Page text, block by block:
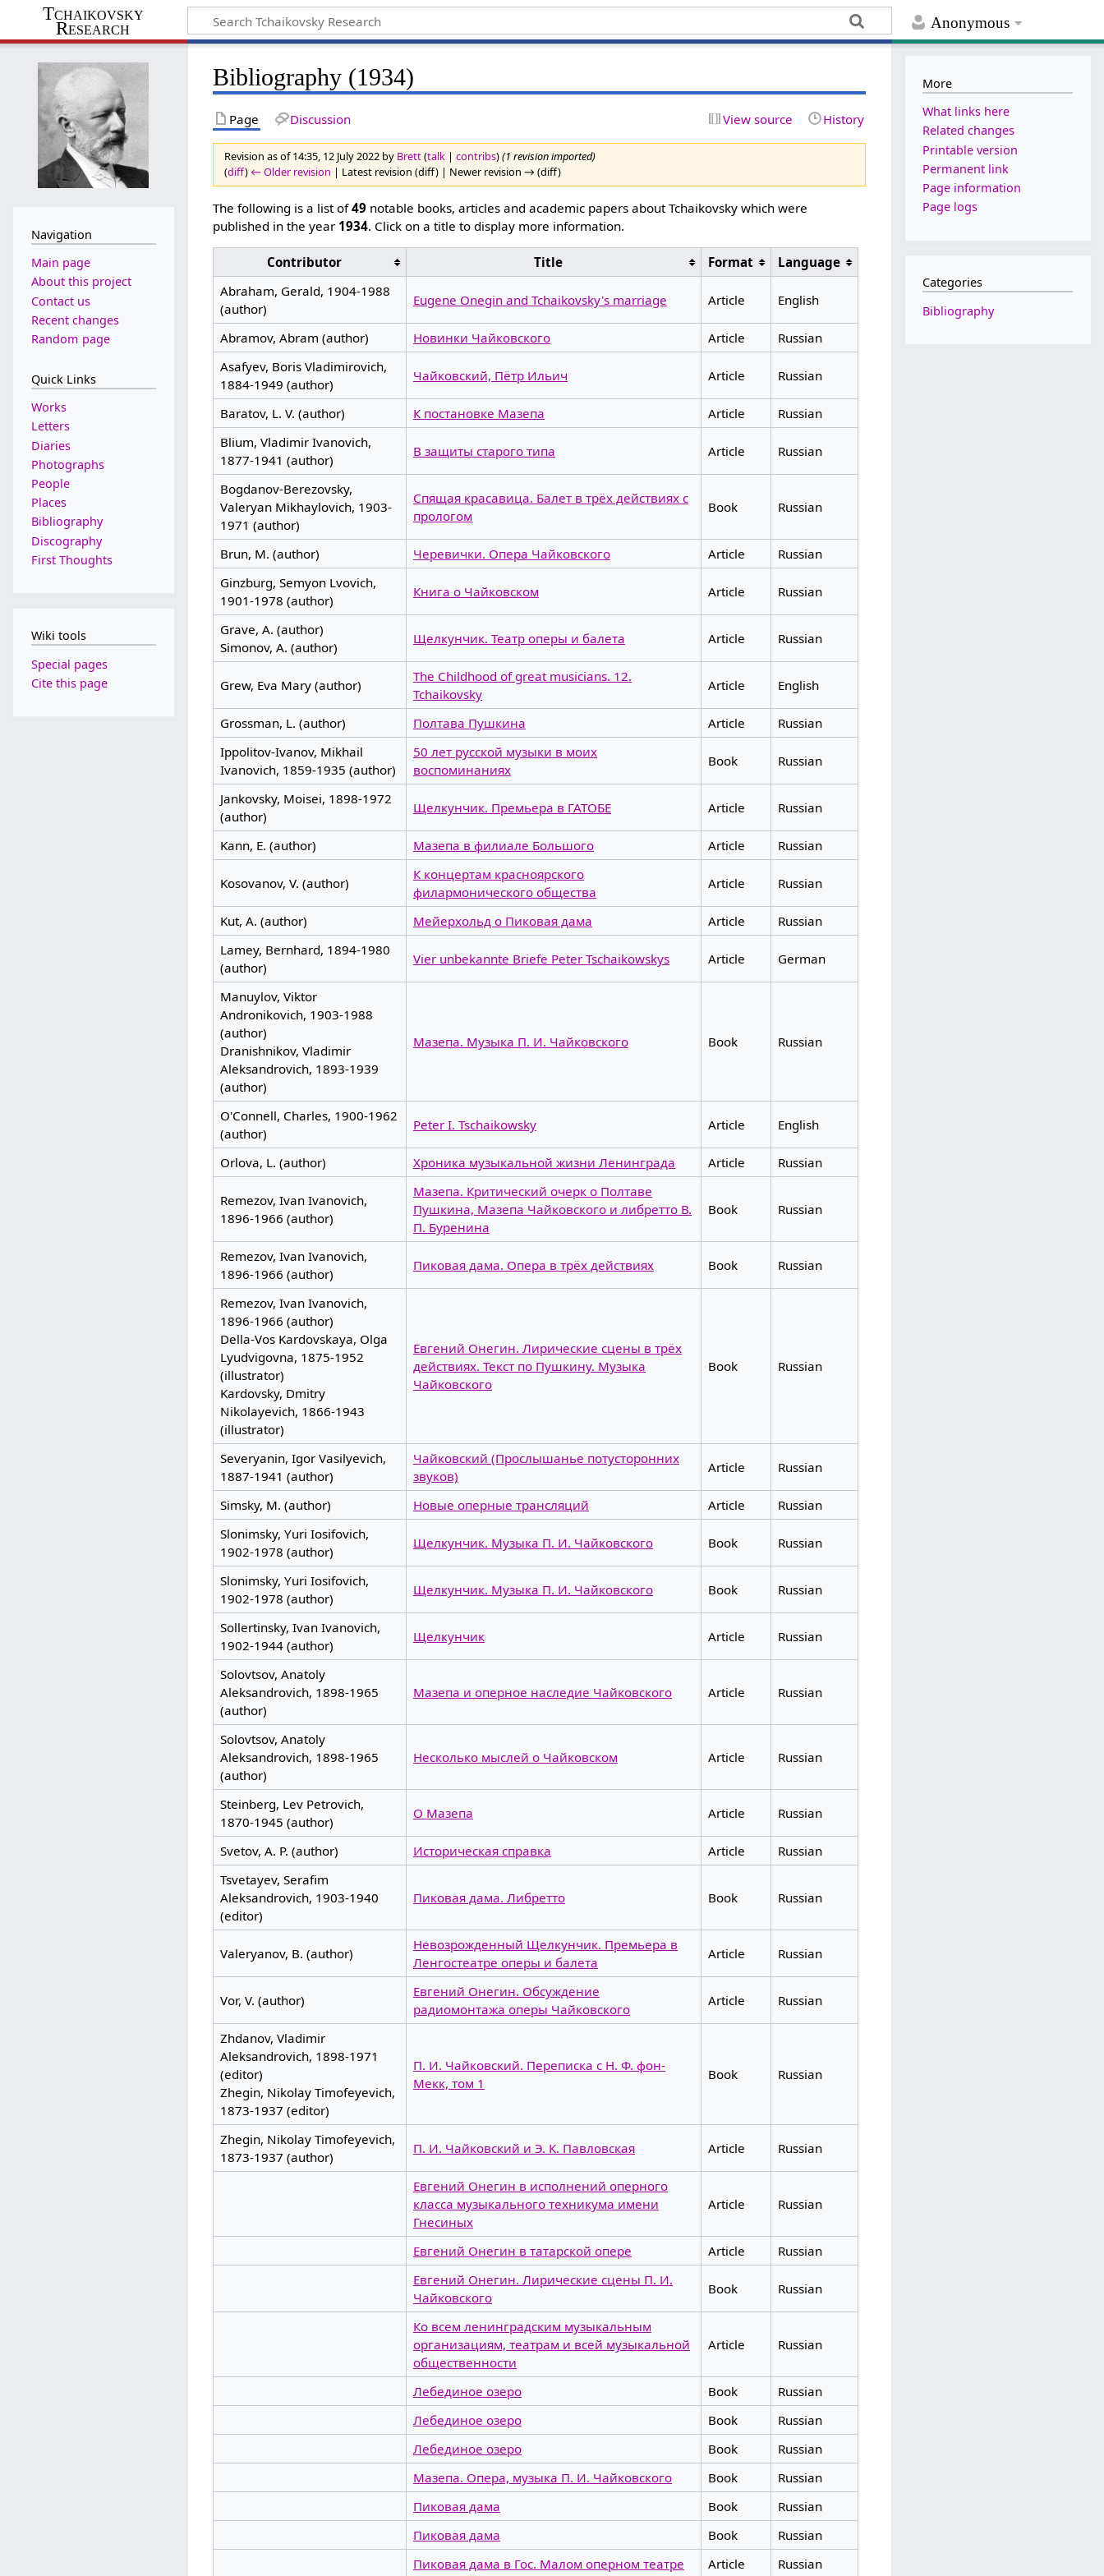
Anonymous
Tchaikovsky
Research
Bibliography (1934)
Page Discussion View source History
Revision as of 14:35, 12 July 2022 by Brett(talk |contribs)(1 revision imported)
(diff) ← Older revision | Latest revision (diff) | Newer revision → (diff)
The following is a list of49 notable books, articles and academic papers about Tchaikovsky which were
published in the year 1934. Click on a title to display more information.
Contributor Title Format
Language
Abraham, Gerald, 1904-1988
(author)
Eugene Onegin and Tchaikovsky's marriage Article English
Abramov, Abram (author) Новинки Чайковского Article
Russian
Asafyev, Boris Vladimirovich,
1884-1949 (author)
Чайковский, Пётр Ильич Article Russian
Baratov, L. V. (author) К постановке Мазепа Article
Russian
Blium, Vladimir Ivanovich,
1877-1941 (author)
В защиты старого типа Article Russian
Bogdanov-Berezovsky,
Valeryan Mikhaylovich, 1903-
1971 (author)
Спящая красавица. Балет в трёх действиях с
прологом
Book Russian
Brun, M. (author) Черевички. Опера Чайковского Article
Russian
Ginzburg, Semyon Lvovich,
1901-1978 (author)
Книга о Чайковском Article Russian
Grave, A. (author)
Simonov, A. (author)
Щелкунчик. Театр оперы и балета Article Russian
Grew, Eva Mary (author)
The Childhood of great musicians. 12.
Tchaikovsky
Article English
Grossman, L. (author) Полтава Пушкина Article
Russian
Ippolitov-Ivanov, Mikhail
Ivanovich, 1859-1935 (author)
50 лет русской музыки в моих
воспоминаниях
Book Russian
Jankovsky, Moisei, 1898-1972
(author)
Щелкунчик. Премьера в ГАТОБЕ Article Russian
Kann, E. (author) Мазепа в филиале Большого Article Russian
Kosovanov, V. (author)
К концертам красноярского
филармонического общества
Article Russian
Kut, A. (author) Мейерхольд о Пиковая дама Article
Russian
Lamey, Bernhard, 1894-1980
(author)
Vier unbekannte Briefe Peter Tschaikowskys Article German
Manuylov, Viktor
Andronikovich, 1903-1988
(author)
Dranishnikov, Vladimir
Aleksandrovich, 1893-1939
(author)
Мазепа. Музыка П. И. Чайковского Book Russian
O'Connell, Charles, 1900-1962
(author)
Peter I. Tschaikowsky Article English
Orlova, L. (author) Хроника музыкальной жизни Ленинграда Article Russian
Remezov, Ivan Ivanovich,
1896-1966 (author)
Мазепа. Критический очерк о Полтаве
Пушкина, Мазепа Чайковского и либретто В.
П. Буренина
Book Russian
Remezov, Ivan Ivanovich,
1896-1966 (author)
Пиковая дама. Опера в трёх действиях Book Russian
Remezov, Ivan Ivanovich,
1896-1966 (author)
Della-Vos Kardovskaya, Olga
Lyudvigovna, 1875-1952
(illustrator)
Kardovsky, Dmitry
Nikolayevich, 1866-1943
(illustrator)
Евгений Онегин. Лирические сцены в трёх
действиях. Текст по Пушкину. Музыка
Чайковского
Book Russian
Severyanin, Igor Vasilyevich,
1887-1941 (author)
Чайковский (Прослышанье потусторонних
звуков)
Article Russian
Simsky, M. (author) Новые оперные трансляций Article
Russian
Slonimsky, Yuri Iosifovich,
1902-1978 (author)
Щелкунчик. Музыка П. И. Чайковского Book Russian
Slonimsky, Yuri Iosifovich,
1902-1978 (author)
Щелкунчик. Музыка П. И. Чайковского Book Russian
Sollertinsky, Ivan Ivanovich,
1902-1944 (author)
Щелкунчик Article Russian
Solovtsov, Anatoly
Aleksandrovich, 1898-1965
(author)
Мазепа и оперное наследие Чайковского Article Russian
Solovtsov, Anatoly
Aleksandrovich, 1898-1965
(author)
Несколько мыслей о Чайковском Article Russian
Steinberg, Lev Petrovich,
1870-1945 (author)
О Мазепа Article Russian
Svetov, A. P. (author) Историческая справка Article
Russian
Tsvetayev, Serafim
Aleksandrovich, 1903-1940
(editor)
Пиковая дама. Либретто Book Russian
Valeryanov, B. (author)
Невозрожденный Щелкунчик. Премьера в
Ленгостеатре оперы и балета
Article Russian
Vor, V. (author)
Евгений Онегин. Обсуждение
радиомонтажа оперы Чайковского
Article Russian
Zhdanov, Vladimir
Aleksandrovich, 1898-1971
(editor)
Zhegin, Nikolay Timofeyevich,
1873-1937 (editor)
П. И. Чайковский. Переписка с Н. Ф. фон-
Мекк, том 1
Book Russian
Zhegin, Nikolay Timofeyevich,
1873-1937 (author)
П. И. Чайковский и Э. К. Павловская Article Russian
Евгений Онегин в исполнений оперного
класса музыкального техникума имени
Гнесиных
Article Russian
Евгений Онегин в татарской опере Article
Russian
Евгений Онегин. Лирические сцены П. И.
Чайковского
Book Russian
Ко всем ленинградским музыкальным
организациям, театрам и всей музыкальной
общественности
Article Russian
Лебединое озеро Book
Russian
Лебединое озеро
Book
Russian
Лебединое озеро
Book
Russian
Мазепа. Опера, музыка П. И. Чайковского
Book
Russian
Пиковая дама
Book
Russian
Пиковая дама
Book
Russian
Пиковая дама в Гос. Малом оперном театре
Article Russian
Navigation
Main page
About this project
Contact us
Recent changes
Random page
Quick Links
Works
Letters
Diaries
Photographs
People
Places
Bibliography
Discography
First Thoughts
Wiki tools
Special pages
Cite this page
More
What links here
Related changes
Printable version
Permanent link
Page information
Page logs
Categories
Bibliography